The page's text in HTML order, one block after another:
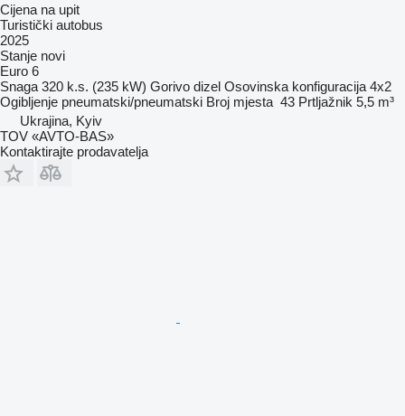
Cijena na upit
Turistički autobus
2025
Stanje novi
Euro 6
Snaga 320 k.s. (235 kW) Gorivo dizel Osovinska konfiguracija 4x2
Ogibljenje pneumatski/pneumatski Broj mjesta 43 Prtljažnik 5,5 m³
Ukrajina, Kyiv
TOV «AVTO-BAS»
Kontaktirajte prodavatelja